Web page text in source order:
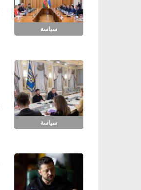
سياسة
سياسة